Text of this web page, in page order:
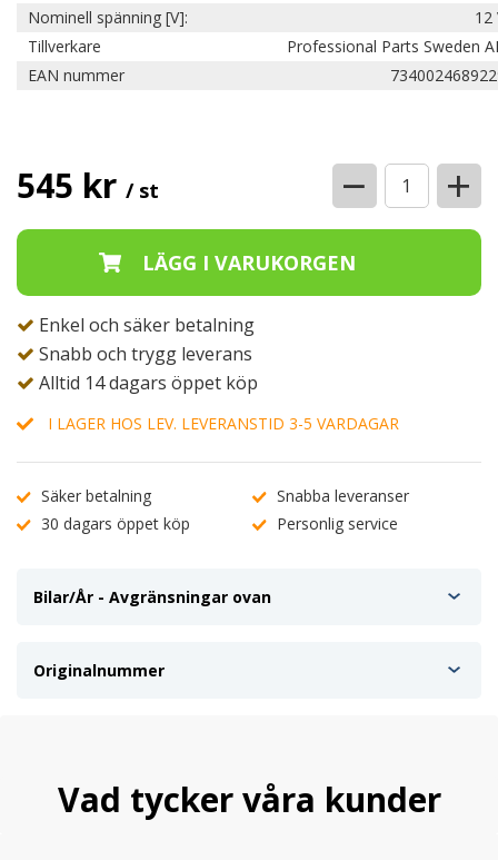
Nominell spänning [V]:
12
Tillverkare
Professional Parts Sweden
EAN nummer
545 kr / st − +
Enkel och säker betalning
Snabb och trygg leverans
Alltid 14 dagars öppet köp
I LAGER HOS LEV. LEVERANSTID 3-5 VARDAGAR
Säker betalning
Snabba leveranser
30 dagars öppet köp
Personlig service
Bilar/År - Avgränsningar ovan
Originalnummer
Vad tycker våra kunder